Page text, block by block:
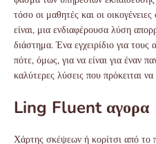
τόσο οι μαθητές και οι
είναι, μια ενδιαφέρουσα λύση
διάστημα. Ένα εγχειρίδιο για τους
πότε, όμως, για να είναι για έναν
καλύτερες λύσεις που πρόκειται
Ling Fluent αγορα
Χάρτης σκέψεων ή κορίτσι από το